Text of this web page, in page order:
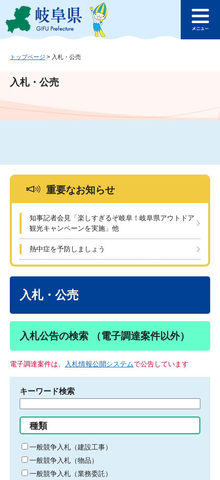
ジ
ュ
文
このページの本文へ
ュ
トップページ > 入札・公売
入札・公売
重要なお知らせ
知事記者会見「楽しすぎるぞ岐阜！岐阜県アウトドア
観光キャンペーンを実施」他
熱中症を予防しましょう
入札・公売
入札公告の検索 （電子調達案件以外）
電子調達案件は、 入札情報公開システムで公告しています
キーワード検索
る
キ
ー
ワ
ー
種類
一般競争入札（建設工事）
一般競争入札（物品）
一般競争入札（業務委託）